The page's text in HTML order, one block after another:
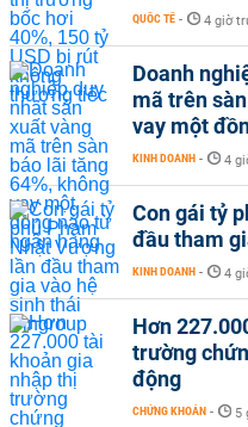
QUỐC TẾ - 4 giờ
Doanh
mã trên
vay một
KINH DOANH - 4
Con gái tỷ
đầu tham
KINH DOANH - 4
Hơn
trường
động
CHỨNG KHOÁN - 5